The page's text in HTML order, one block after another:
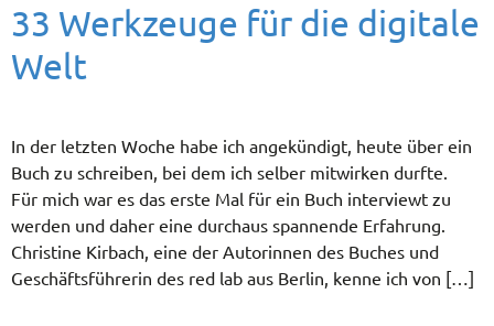
33 Werkzeuge für die digitale
Welt
In der letzten Woche habe ich angekündigt, heute über ein
Buch zu schreiben, bei dem ich selber mitwirken durfte.
Für mich war es das erste Mal für ein Buch interviewt zu
werden und daher eine durchaus spannende Erfahrung.
Christine Kirbach, eine der Autorinnen des Buches und
Geschäftsführerin des red lab aus Berlin, kenne ich von […]